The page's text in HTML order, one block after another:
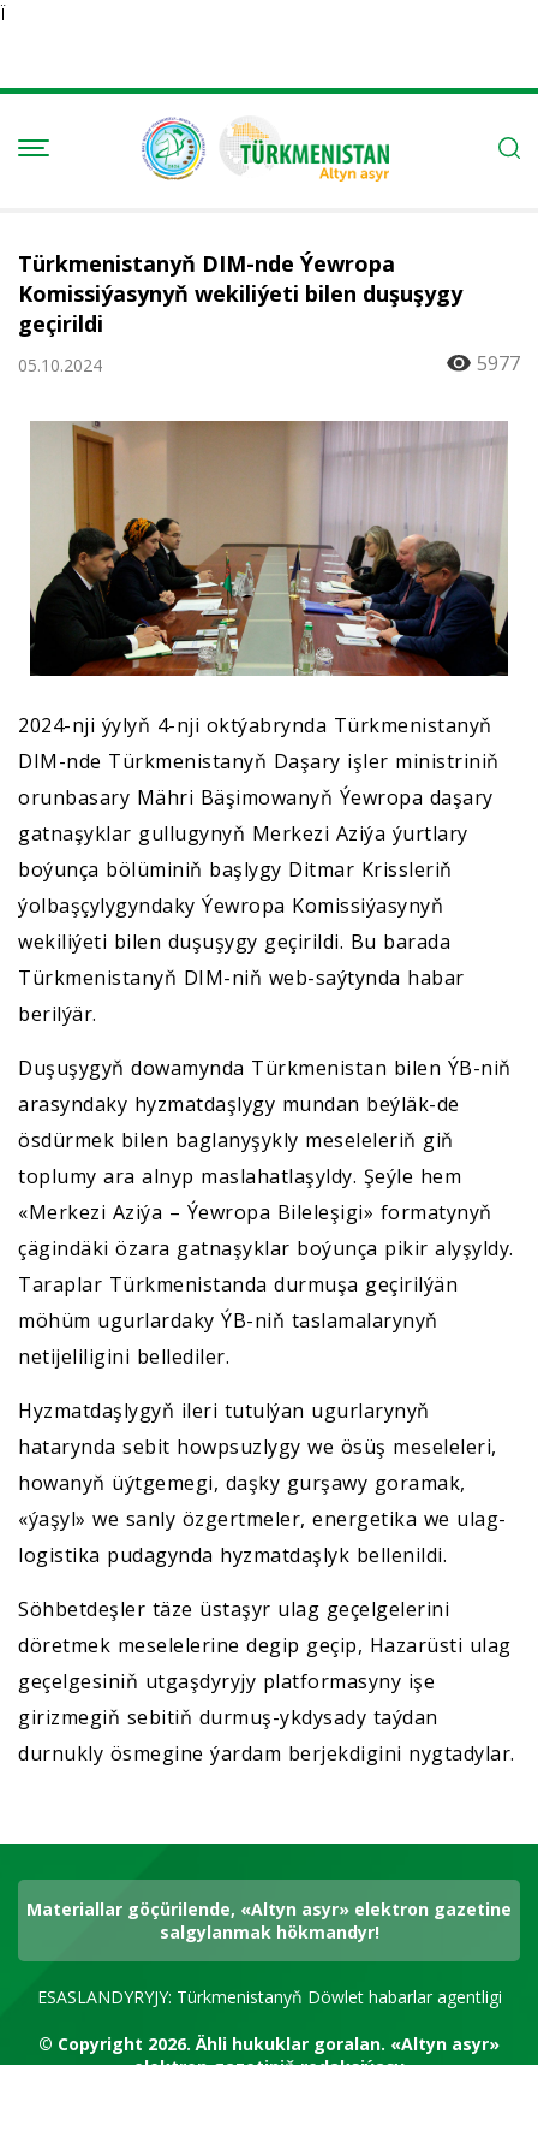
Ï
Türkmenistanyň DIM-nde Ýewropa
Komissiýasynyň wekiliýeti bilen duşuşygy
geçirildi
05.10.2024 5977
2024-nji ýylyň 4-nji oktýabrynda Türkmenistanyň
DIM-nde Türkmenistanyň Daşary işler ministriniň
orunbasary Mähri Bäşimowanyň Ýewropa daşary
gatnaşyklar gullugynyň Merkezi Aziýa ýurtlary
boýunça bölüminiň başlygy Ditmar Krissleriň
ýolbaşçylygyndaky Ýewropa Komissiýasynyň
wekiliýeti bilen duşuşygy geçirildi. Bu barada
Türkmenistanyň DIM-niň web-saýtynda habar
berilýär.
Duşuşygyň dowamynda Türkmenistan bilen ÝB-niň
arasyndaky hyzmatdaşlygy mundan beýläk-de
ösdürmek bilen baglanyşykly meseleleriň giň
toplumy ara alnyp maslahatlaşyldy. Şeýle hem
«Merkezi Aziýa – Ýewropa Bileleşigi» formatynyň
çägindäki özara gatnaşyklar boýunça pikir alyşyldy.
Taraplar Türkmenistanda durmuşa geçirilýän
möhüm ugurlardaky ÝB-niň taslamalarynyň
netijeliligini bellediler.
Hyzmatdaşlygyň ileri tutulýan ugurlarynyň
hatarynda sebit howpsuzlygy we ösüş meseleleri,
howanyň üýtgemegi, daşky gurşawy goramak,
«ýaşyl» we sanly özgertmeler, energetika we ulag-
logistika pudagynda hyzmatdaşlyk bellenildi.
Söhbetdeşler täze üstaşyr ulag geçelgelerini
döretmek meselelerine degip geçip, Hazarüsti ulag
geçelgesiniň utgaşdyryjy platformasyny işe
girizmegiň sebitiň durmuş-ykdysady taýdan
durnukly ösmegine ýardam berjekdigini nygtadylar.
Materiallar göçürilende, «Altyn asyr» elektron gazetine
salgylanmak hökmandyr!
ESASLANDYRYJY: Türkmenistanyň Döwlet habarlar agentligi
© Copyright 2026.Ähli hukuklar goralan. «Altyn asyr»
elektron gazetiniň redaksiýasy